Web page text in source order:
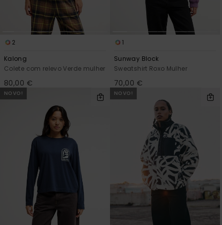
2
Kalong
Colete com relevo Verde mulher
80,00 €
1
Sunway Block
Sweatshirt Roxo Mulher
70,00 €
NOVO! NOVO!